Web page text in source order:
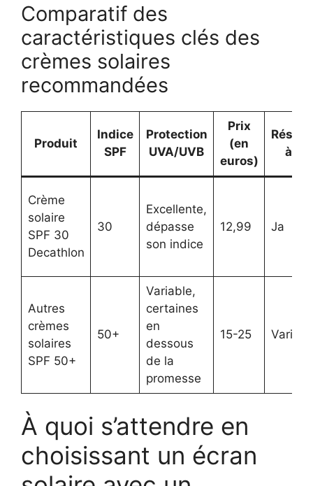
Comparatif des
caractéristiques clés des
crèmes solaires
recommandées
Produit
Indice
SPF
Protection
UVA/UVB
Prix
(en
euros)
à
Crème
solaire
SPF 30
Decathlon
30
Excellente,
dépasse
son indice
12,99 Ja
Autres
crèmes
solaires
SPF 50+
50+
Variable,
certaines
en
dessous
de la
promesse
15-25
À quoi s’attendre en
choisissant un écran